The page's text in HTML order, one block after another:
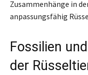
Zusammenhänge in
anpassungsfähig
Fossilien
der